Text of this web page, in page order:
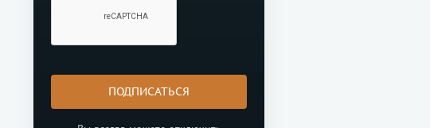
ПОДПИСАТЬСЯ